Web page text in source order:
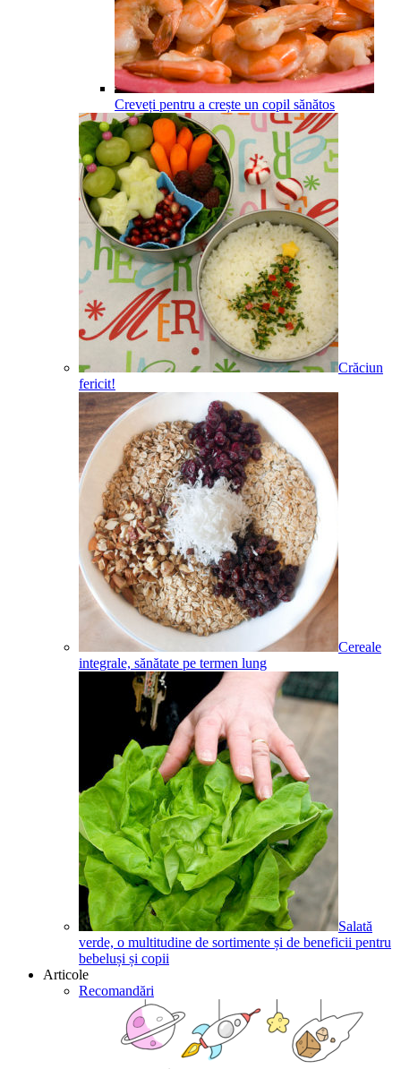
Creveți pentru a crește un copil sănătos
Crăciun
fericit!
Cereale
integrale, sănătate pe termen lung
Salată
verde, o multitudine de sortimente și de beneficii pentru
bebeluși și copii
Articole
Recomandări